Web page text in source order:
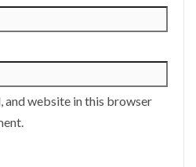
and website in this browser